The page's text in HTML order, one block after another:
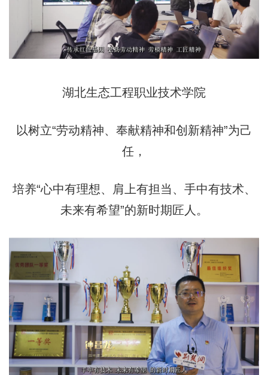
湖北生态工程职业技术学院
以树立“劳动精神、奉献精神和创新精神”为己
任，
培养“心中有理想、肩上有担当、手中有技术、
未来有希望”的新时期匠人。